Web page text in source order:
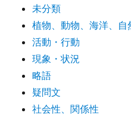
未分類
植物、動物、海洋、自
活動・行動
現象・状況
略語
疑問文
社会性、関係性